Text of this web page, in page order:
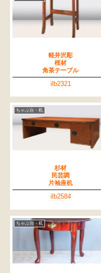
軽井沢彫
桜材
角茶テーブル
ilb2321
ちゃぶ台・机
杉材
民芸調
片袖座机
ilb2584
ちゃぶ台・机